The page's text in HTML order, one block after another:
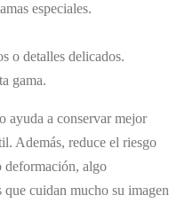
especiales.
o detalles delicados.
gama.
ayuda a conservar mejor
Además, reduce el riesgo
deformación, algo
que cuidan mucho su imagen